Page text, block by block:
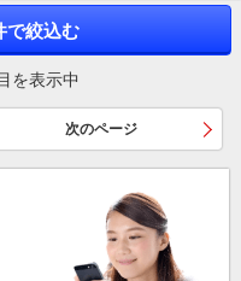
で絞込む
を表示中
次のページ